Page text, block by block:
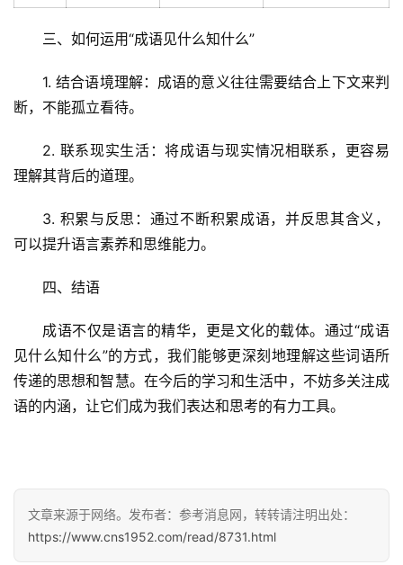
页
文
章
表
快
讯
多
页
面
三、如何运用“成语见什么知什么”
1. 结合语境理解：成语的意义往往需要结合上下文来判
断，不能孤立看待。
2. 联系现实生活：将成语与现实情况相联系，更容易
理解其背后的道理。
3. 积累与反思：通过不断积累成语，并反思其含义，
可以提升语言素养和思维能力。
四、结语
成语不仅是语言的精华，更是文化的载体。通过“成语
见什么知什么”的方式，我们能够更深刻地理解这些词语所
传递的思想和智慧。在今后的学习和生活中，不妨多关注成
语的内涵，让它们成为我们表达和思考的有力工具。
文章来源于网络。发布者：参考消息网，转转请注明出处：
https://www.cns1952.com/read/8731.html